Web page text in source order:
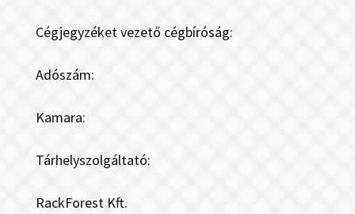
Cégjegyzéket vezető cégbíróság:
Adószám:
Kamara:
Tárhelyszolgáltató:
RackForest Kft.